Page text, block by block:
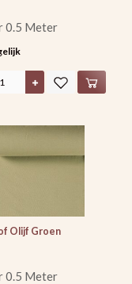
0.5 Meter
Olijf Groen
0.5 Meter